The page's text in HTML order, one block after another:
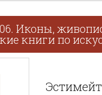
Иконы,
книги по